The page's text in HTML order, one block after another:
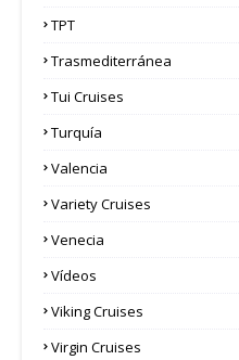
TPT
Trasmediterránea
Tui Cruises
Turquía
Valencia
Variety Cruises
Venecia
Vídeos
Viking Cruises
Virgin Cruises